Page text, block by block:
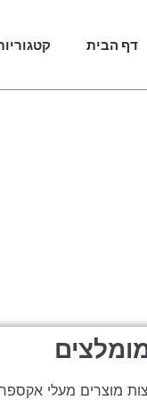
דף הבית
מוצרים מעלי